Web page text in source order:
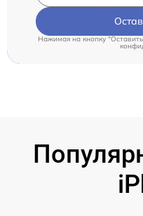
Нажимая на кнопку